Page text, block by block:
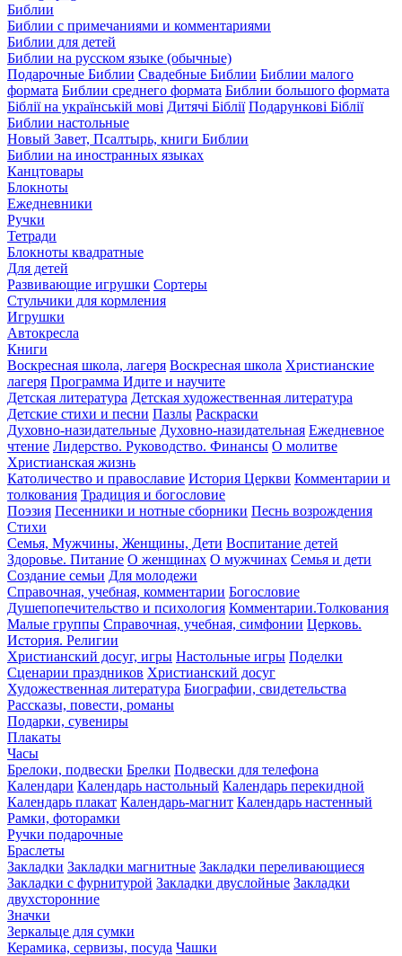
Библии
Библии с примечаниями и комментариями
Библии для детей
Библии на русском языке (обычные)
Подарочные Библии Свадебные Библии Библии малого
формата Библии среднего формата Библии большого формата
Біблії на українській мові Дитячі Біблії Подарункові Біблії
Библии настольные
Новый Завет, Псалтырь, книги Библии
Библии на иностранных языках
Канцтовары
Блокноты
Ежедневники
Ручки
Тетради
Блокноты квадратные
Для детей
Развивающие игрушки Сортеры
Стульчики для кормления
Игрушки
Автокресла
Книги
Воскресная школа, лагеря Воскресная школа Христианские
лагеря Программа Идите и научите
Детская литература Детская художественная литература
Детские стихи и песни Пазлы Раскраски
Духовно-назидательные Духовно-назидательная Ежедневное
чтение Лидерство. Руководство. Финансы О молитве
Христианская жизнь
Католичество и православие История Церкви Комментарии и
толкования Традиция и богословие
Поэзия Песенники и нотные сборники Песнь возрождения
Стихи
Семья, Мужчины, Женщины, Дети Воспитание детей
Здоровье. Питание О женщинах О мужчинах Семья и дети
Создание семьи Для молодежи
Справочная, учебная, комментарии Богословие
Душепопечительство и психология Комментарии.Толкования
Малые группы Справочная, учебная, симфонии Церковь.
История. Религии
Христианский досуг, игры Настольные игры Поделки
Сценарии праздников Христианский досуг
Художественная литература Биографии, свидетельства
Рассказы, повести, романы
Подарки, сувениры
Плакаты
Часы
Брелоки, подвески Брелки Подвески для телефона
Календари Календарь настольный Календарь перекидной
Календарь плакат Календарь-магнит Календарь настенный
Рамки, фоторамки
Ручки подарочные
Браслеты
Закладки Закладки магнитные Закладки переливающиеся
Закладки с фурнитурой Закладки двуслойные Закладки
двухсторонние
Значки
Зеркальце для сумки
Керамика, сервизы, посуда Чашки